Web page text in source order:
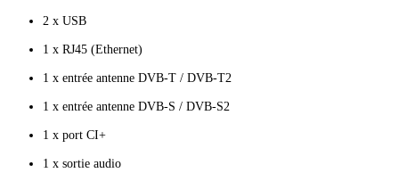
2 x USB
1 x RJ45 (Ethernet)
1 x entrée antenne DVB-T / DVB-T2
1 x entrée antenne DVB-S / DVB-S2
1 x port CI+
1 x sortie audio